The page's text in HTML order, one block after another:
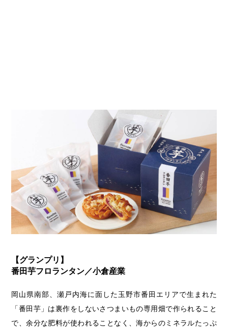
【グランプリ】
番田芋フロランタン／小倉産業
岡山県南部、瀬戸内海に面した玉野市番田エリアで生まれた
「番田芋」は裏作をしないさつまいもの専用畑で作られること
で、余分な肥料が使われることなく、海からのミネラルたっぷ